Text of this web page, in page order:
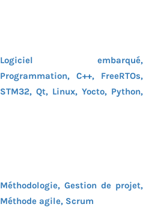
Logiciel embarqué,
Programmation, C++, FreeRTOs,
STM32, Qt, Linux, Yocto, Python,
Méthodologie, Gestion de projet,
Méthode agile, Scrum